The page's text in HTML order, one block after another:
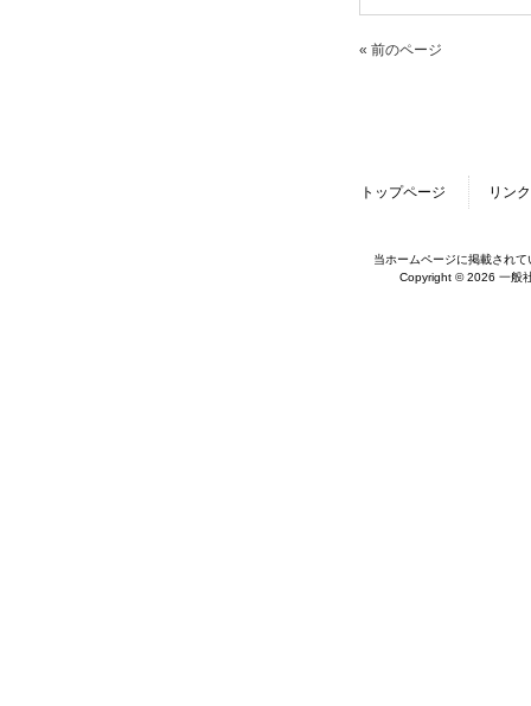
« 前のページ
トップページ リンク
当ホームページに掲載され
Copyright © 2026 一般